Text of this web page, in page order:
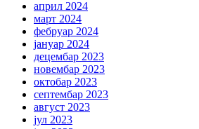
април 2024
март 2024
фебруар 2024
јануар 2024
децембар 2023
новембар 2023
октобар 2023
септембар 2023
август 2023
јул 2023